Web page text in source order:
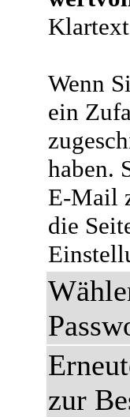
Wenn
ein
haben.
E-Mail
die
zur